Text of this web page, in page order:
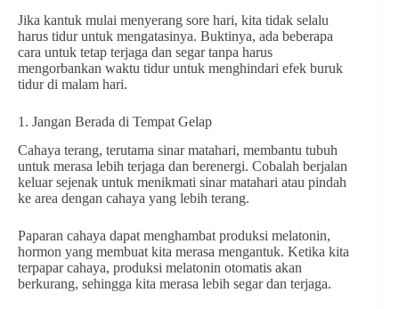
Jika kantuk mulai menyerang sore hari, kita tidak selalu
harus tidur untuk mengatasinya. Buktinya, ada beberapa
cara untuk tetap terjaga dan segar tanpa harus
mengorbankan waktu tidur untuk menghindari efek buruk
tidur di malam hari.
1. Jangan Berada di Tempat Gelap
Cahaya terang, terutama sinar matahari, membantu tubuh
untuk merasa lebih terjaga dan berenergi. Cobalah berjalan
keluar sejenak untuk menikmati sinar matahari atau pindah
ke area dengan cahaya yang lebih terang.
Paparan cahaya dapat menghambat produksi melatonin,
hormon yang membuat kita merasa mengantuk. Ketika kita
terpapar cahaya, produksi melatonin otomatis akan
berkurang, sehingga kita merasa lebih segar dan terjaga.